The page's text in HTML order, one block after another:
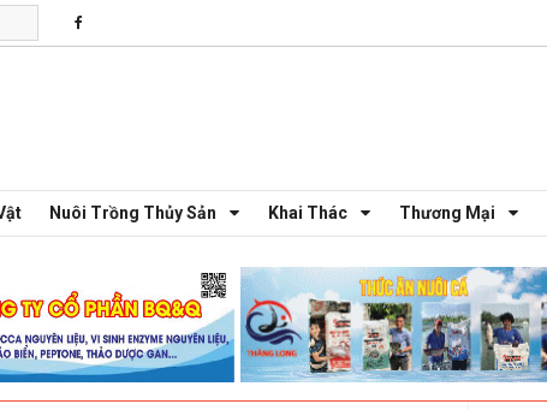
Nuôi Trồng Thủy Sản Khai Thác Thương Mại